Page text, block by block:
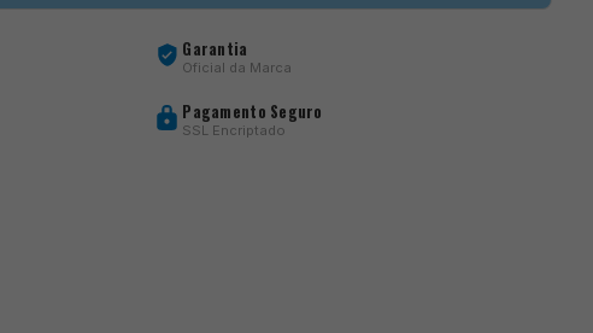
Garantia
Oficial da Marca
Pagamento Seguro
SSL Encriptado